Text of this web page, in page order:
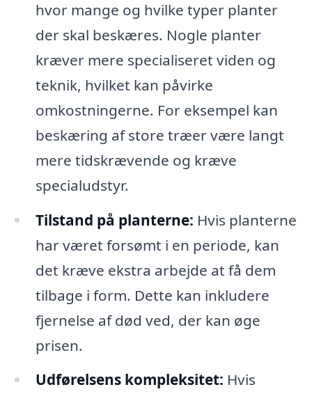
hvor mange og hvilke typer planter
der skal beskæres. Nogle planter
kræver mere specialiseret viden og
teknik, hvilket kan påvirke
omkostningerne. For eksempel kan
beskæring af store træer være langt
mere tidskrævende og kræve
specialudstyr.
Tilstand på planterne: Hvis planterne
har været forsømt i en periode, kan
det kræve ekstra arbejde at få dem
tilbage i form. Dette kan inkludere
fjernelse af død ved, der kan øge
prisen.
Udførelsens kompleksitet: Hvis